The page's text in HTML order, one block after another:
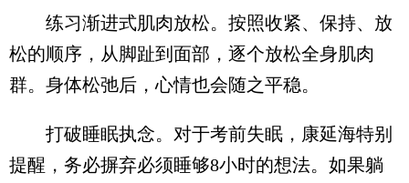
练习渐进式肌肉放松。按照收紧、保持、放
松的顺序，从脚趾到面部，逐个放松全身肌肉
群。身体松弛后，心情也会随之平稳。
打破睡眠执念。对于考前失眠，康延海特别
提醒，务必摒弃必须睡够8小时的想法。如果躺